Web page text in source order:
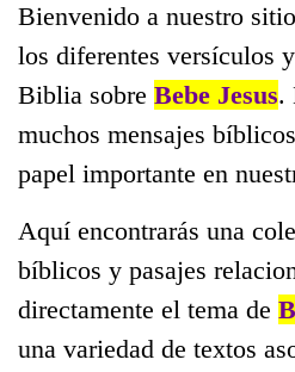
Bienvenido a nuestro
los diferentes versículos
Biblia sobre Bebe Jesus.
muchos mensajes
papel importante en
Aquí encontrarás una
bíblicos y pasajes
directamente el tema de
una variedad de textos